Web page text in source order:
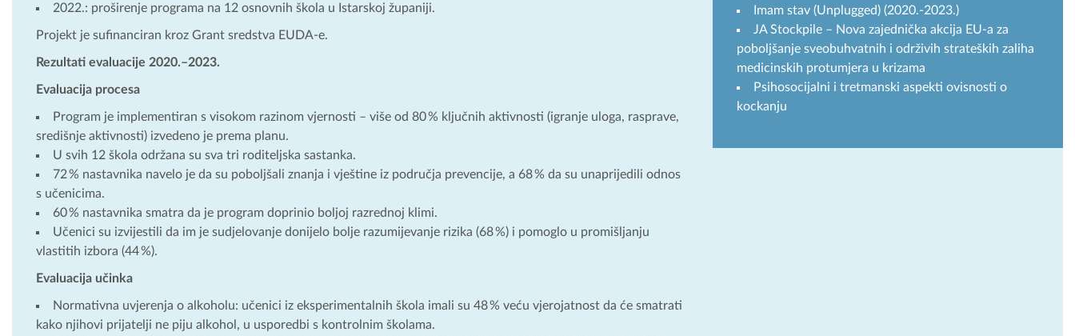
2022.: proširenje programa na 12 osnovnih škola u Istarskoj županiji.
Projekt je sufinanciran kroz Grant sredstva EUDA-e.
Rezultati evaluacije 2020.–2023.
Evaluacija procesa
Program je implementiran s visokom razinom vjernosti – više od 80 % ključnih aktivnosti (igranje uloga, rasprave,
središnje aktivnosti) izvedeno je prema planu.
U svih 12 škola održana su sva tri roditeljska sastanka.
72 % nastavnika navelo je da su poboljšali znanja i vještine iz područja prevencije, a 68 % da su unaprijedili odnos
s učenicima.
60 % nastavnika smatra da je program doprinio boljoj razrednoj klimi.
Učenici su izvijestili da im je sudjelovanje donijelo bolje razumijevanje rizika (68 %) i pomoglo u promišljanju
vlastitih izbora (44 %).
Evaluacija učinka
Normativna uvjerenja o alkoholu: učenici iz eksperimentalnih škola imali su 48 % veću vjerojatnost da će smatrati
kako njihovi prijatelji ne piju alkohol, u usporedbi s kontrolnim školama.
Imam stav (Unplugged) (2020.-2023.)
JA Stockpile – Nova zajednička akcija EU-a za
poboljšanje sveobuhvatnih i održivih strateških zaliha
medicinskih protumjera u krizama
Psihosocijalni i tretmanski aspekti ovisnosti o
kockanju